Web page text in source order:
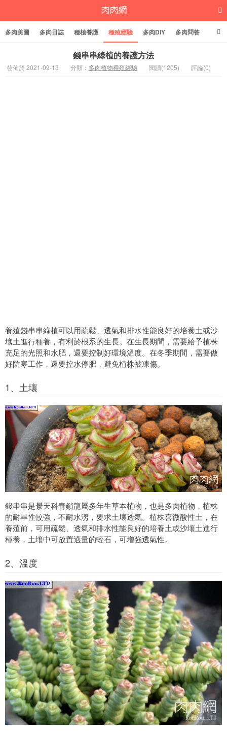
多肉美圖 多肉日誌 種植養護 種殖經驗 多肉DIY 多肉問答
錢串串綠植的養護方法
發佈於 2021-09-13 分類： 多肉植物種殖經驗 閱讀(1205) 評論(0)
養殖錢串串綠植可以用疏鬆、透氣和排水性能良好的培養土或沙
壤土進行種養，有利於根系的生長。在生長期間，需要給予植株
充足的光照和水肥，還要控制好環境溫度。在冬季期間，需要做
好防寒工作，還要控水停肥，避免植株被凍傷。
1、土壤
錢串串是景天科青鎖龍屬多年生草本植物，也是多肉植物，植株
的耐旱性較強，不耐水澇，要求土壤透氣。植株喜微酸性土，在
養殖前，可用疏鬆、透氣和排水性能良好的培養土或沙壤土進行
種養，土壤中可放置適量的蛭石，可增強透氣性。
2、溫度